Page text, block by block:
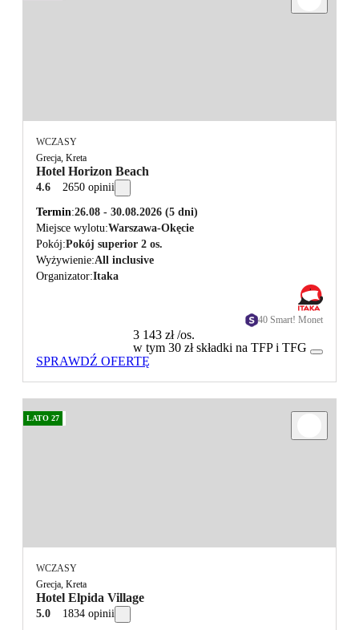
WCZASY
Grecja, Kreta
Hotel Horizon Beach
4.6 2650 opinii
Termin 26.08 - 30.08.2026 (5 dni)
Miejsce wylotu Warszawa-Okęcie
Pokój Pokój superior 2 os.
Wyżywienie All inclusive
Organizator Itaka
40 Smart! Monet
3 143 zł/os.
w tym 30 zł składki na TFP i TFG
SPRAWDŹ OFERTĘ
LATO 27
WCZASY
Grecja, Kreta
Hotel Elpida Village
5.0 1834 opinii